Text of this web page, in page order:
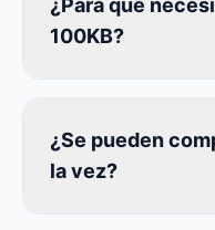
¿Para qué
100KB?
¿Se pueden
la vez?